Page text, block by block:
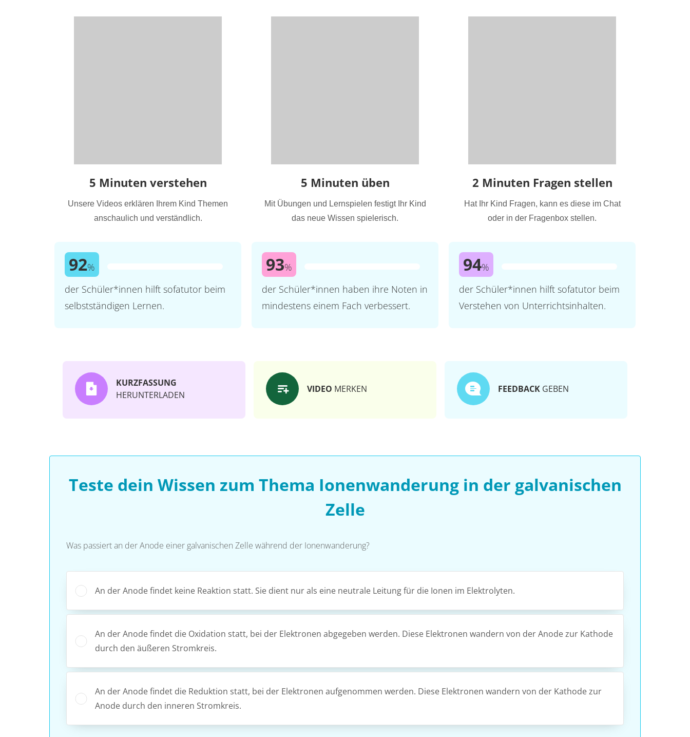
5 Minuten verstehen
Unsere Videos erklären Ihrem Kind Themen
anschaulich und verständlich.
92%
der Schüler*innen hilft sofatutor beim
selbstständigen Lernen.
5 Minuten üben
Mit Übungen und Lernspielen festigt Ihr Kind
das neue Wissen spielerisch.
93%
der Schüler*innen haben ihre Noten in
mindestens einem Fach verbessert.
2 Minuten Fragen stellen
Hat Ihr Kind Fragen, kann es diese im Chat
oder in der Fragenbox stellen.
94%
der Schüler*innen hilft sofatutor beim
Verstehen von Unterrichtsinhalten.
KURZFASSUNG
HERUNTERLADEN
VIDEO MERKEN FEEDBACK GEBEN
Teste dein Wissen zum Thema Ionenwanderung in der galvanischen
Zelle
Was passiert an der Anode einer galvanischen Zelle während der Ionenwanderung?
An der Anode findet keine Reaktion statt. Sie dient nur als eine neutrale Leitung für die Ionen im Elektrolyten.
An der Anode findet die Oxidation statt, bei der Elektronen abgegeben werden. Diese Elektronen wandern von der Anode zur Kathode
durch den äußeren Stromkreis.
An der Anode findet die Reduktion statt, bei der Elektronen aufgenommen werden. Diese Elektronen wandern von der Kathode zur
Anode durch den inneren Stromkreis.